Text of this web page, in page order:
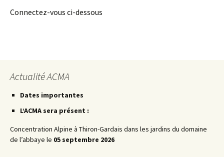
Connectez-vous ci-dessous
Actualité ACMA
Dates importantes
L’ACMA sera présent :
Concentration Alpine à Thiron-Gardais dans les jardins du domaine
de l’abbaye le 05 septembre 2026